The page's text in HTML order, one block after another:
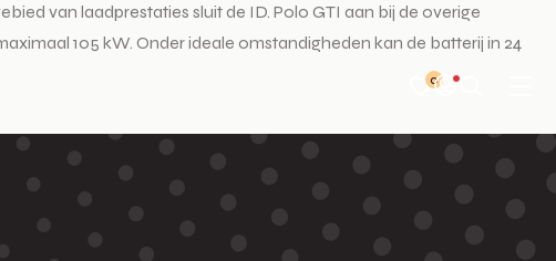
0
van laadprestaties sluit de ID. Polo GTI aan bij de overige
105 kW. Onder ideale omstandigheden kan de batterij in 24